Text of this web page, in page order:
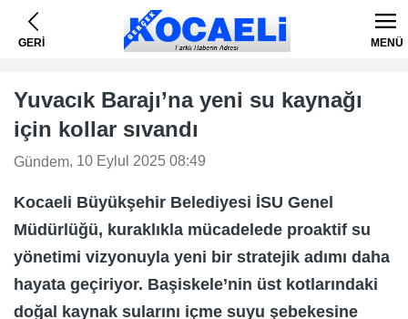
GERİ MENÜ
Yuvacık Barajı’na yeni su kaynağı
için kollar sıvandı
Gündem, 10 Eylul 2025 08:49
Kocaeli Büyükşehir Belediyesi İSU Genel
Müdürlüğü, kuraklıkla mücadelede proaktif su
yönetimi vizyonuyla yeni bir stratejik adımı daha
hayata geçiriyor. Başiskele’nin üst kotlarındaki
doğal kaynak sularını içme suyu şebekesine